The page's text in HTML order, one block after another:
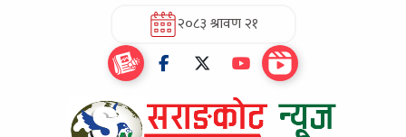
२०८३ श्रावण २१